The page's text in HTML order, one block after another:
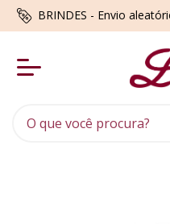
BRINDES - Envio